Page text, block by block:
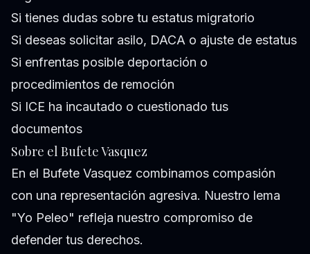
Si tienes dudas sobre tu estatus migratorio
Si deseas solicitar asilo, DACA o ajuste de estatus
Si enfrentas posible deportación o
procedimientos de remoción
Si ICE ha incautado o cuestionado tus
documentos
Sobre el Bufete Vasquez
En el Bufete Vasquez combinamos compasión
con una representación agresiva. Nuestro lema
"Yo Peleo" refleja nuestro compromiso de
defender tus derechos.